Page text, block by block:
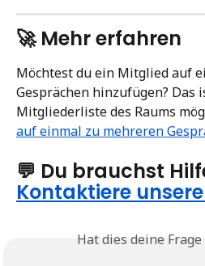
🚀 Mehr erfahren
Möchtest du ein Mitglied auf
Gesprächen hinzufügen? Das
Mitgliederliste des Raums
auf einmal zu mehreren
💬 Du brauchst
Kontaktiere
Hat dies deine